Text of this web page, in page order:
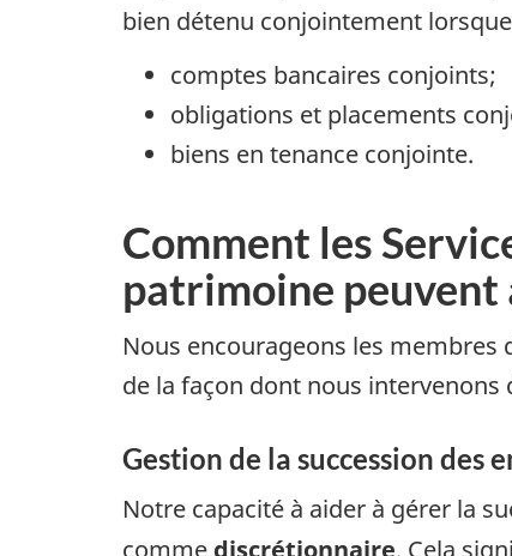
bien détenu conjointement
comptes bancaires conjoints;
obligations et placements
biens en tenance conjointe.
Comment les
patrimoine peuvent
Nous encourageons les membres
de la façon dont nous intervenons
Gestion de la succession des
Notre capacité à aider à gérer la
comme discrétionnaire. Cela